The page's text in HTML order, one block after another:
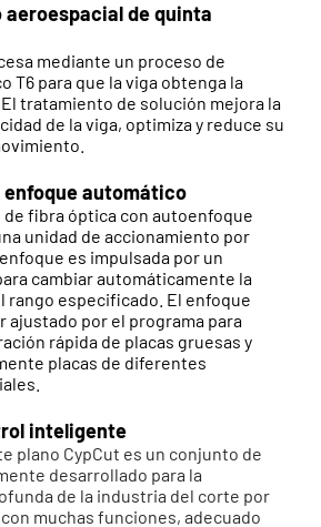
aeroespacial de quinta
mediante un proceso de
T6 para que la viga obtenga la
tratamiento de solución mejora la
de la viga, optimiza y reduce su
enfoque automático
de fibra óptica con autoenfoque
unidad de accionamiento por
es impulsada por un
cambiar automáticamente la
rango especificado. El enfoque
ajustado por el programa para
rápida de placas gruesas y
placas de diferentes
inteligente
plano CypCut es un conjunto de
desarrollado para la
de la industria del corte por
muchas funciones, adecuado